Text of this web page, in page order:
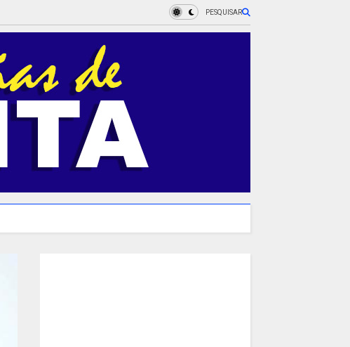
PESQUISAR